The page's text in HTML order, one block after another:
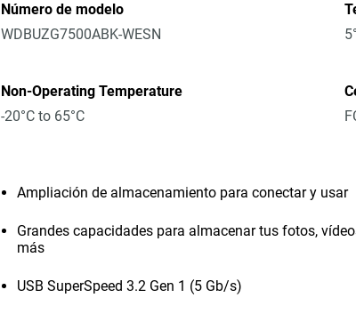
Número de modelo
WDBUZG7500ABK-WESN
Non-Operating Temperature
-20°C to 65°C
Ampliación de almacenamiento para conectar y usar
Grandes capacidades para almacenar tus fotos,
más
USB SuperSpeed 3.2 Gen 1 (5 Gb/s)